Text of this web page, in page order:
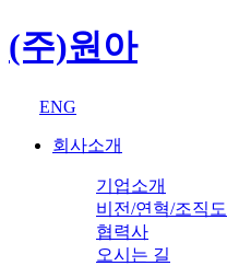
(주)원아
ENG
회사소개
기업소개
비전/연혁/조직도
협력사
오시는 길